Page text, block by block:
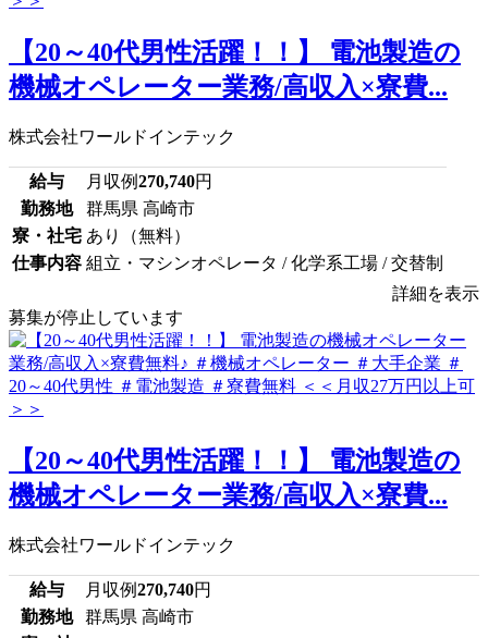
【20～40代男性活躍！！】 電池製造の
機械オペレーター業務/高収入×寮費...
株式会社ワールドインテック
給与 月収例270,740円
勤務地
群馬県 高崎市
寮・社宅 あり（無料）
仕事内容 組立・マシンオペレータ / 化学系工場 / 交替制
詳細を表示
募集が停止しています
【20～40代男性活躍！！】 電池製造の
機械オペレーター業務/高収入×寮費...
株式会社ワールドインテック
給与 月収例270,740円
勤務地
群馬県 高崎市